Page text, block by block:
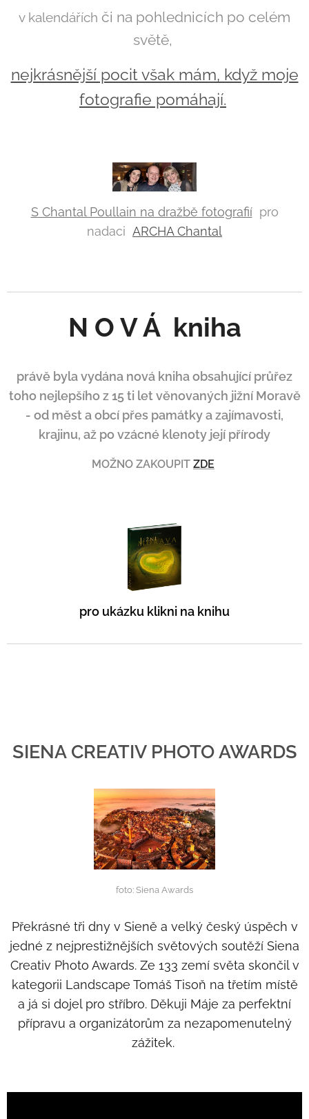
v kalendářích či na pohlednicích po celém
světě,
nejkrásnější pocit však mám, když moje
fotografie pomáhají.
S Chantal Poullain na dražbě fotografiípro
nadaci ARCHA Chantal
N O V Á kniha
právě byla vydána nová kniha obsahující průřez
toho nejlepšího z 15 ti let věnovaných jižní Moravě
- od měst a obcí přes památky a zajímavosti,
krajinu, až po vzácné klenoty její přírody
MOŽNO ZAKOUPIT ZDE
pro ukázku klikni na knihu
SIENA CREATIV PHOTO AWARDS
foto: Siena Awards
Překrásné tři dny v Sieně a velký český úspěch v
jedné z nejprestižnějších světových soutěží Siena
Creativ Photo Awards. Ze 133 zemí světa skončil v
kategorii Landscape Tomáš Tisoň na třetím místě
a já si dojel pro stříbro. Děkuji Máje za perfektní
přípravu a organizátorům za nezapomenutelný
zážitek.